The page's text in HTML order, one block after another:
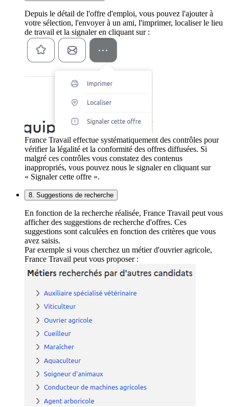
Depuis le détail de l'offre d'emploi, vous pouvez l'ajouter à
votre sélection, l'envoyer à un ami, l'imprimer, localiser le lieu
de travail et la signaler en cliquant sur :
France Travail effectue systématiquement des contrôles pour
vérifier la légalité et la conformité des offres diffusées. Si
malgré ces contrôles vous constatez des contenus
inappropriés, vous pouvez nous le signaler en cliquant sur
« Signaler cette offre ».
8. Suggestions de recherche
En fonction de la recherche réalisée, France Travail peut vous
afficher des suggestions de recherche d'offres. Ces
suggestions sont calculées en fonction des critères que vous
avez saisis.
Par exemple si vous cherchez un métier d'ouvrier agricole,
France Travail peut vous proposer :